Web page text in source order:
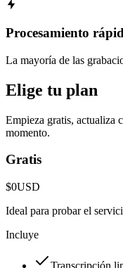
Procesamiento
La mayoría de las
Elige tu plan
Empieza gratis, actualiza
momento.
Gratis
$0USD
Ideal para probar el
Incluye